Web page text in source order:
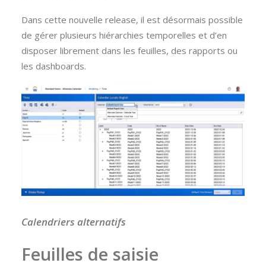
Dans cette nouvelle release, il est désormais possible
de gérer plusieurs hiérarchies temporelles et d’en
disposer librement dans les feuilles, des rapports ou
les dashboards.
Calendriers alternatifs
Feuilles de saisie